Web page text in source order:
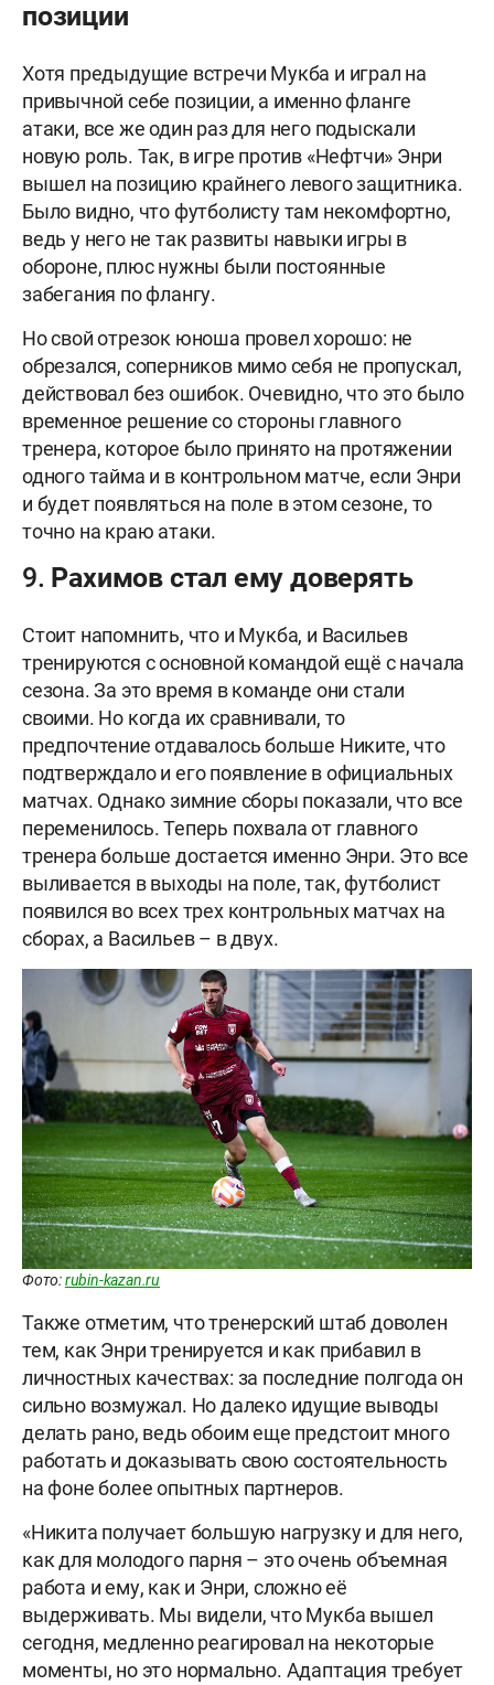
позиции
Хотя предыдущие встречи Мукба и играл на
привычной себе позиции, а именно фланге
атаки, все же один раз для него подыскали
новую роль. Так, в игре против «Нефтчи» Энри
вышел на позицию крайнего левого защитника.
Было видно, что футболисту там некомфортно,
ведь у него не так развиты навыки игры в
обороне, плюс нужны были постоянные
забегания по флангу.
Но свой отрезок юноша провел хорошо: не
обрезался, соперников мимо себя не пропускал,
действовал без ошибок. Очевидно, что это было
временное решение со стороны главного
тренера, которое было принято на протяжении
одного тайма и в контрольном матче, если Энри
и будет появляться на поле в этом сезоне, то
точно на краю атаки.
9. Рахимов стал ему доверять
Стоит напомнить, что и Мукба, и Васильев
тренируются с основной командой ещё с начала
сезона. За это время в команде они стали
своими. Но когда их сравнивали, то
предпочтение отдавалось больше Никите, что
подтверждало и его появление в официальных
матчах. Однако зимние сборы показали, что все
переменилось. Теперь похвала от главного
тренера больше достается именно Энри. Это все
выливается в выходы на поле, так, футболист
появился во всех трех контрольных матчах на
сборах, а Васильев – в двух.
Фото:rubin-kazan.ru
Также отметим, что тренерский штаб доволен
тем, как Энри тренируется и как прибавил в
личностных качествах: за последние полгода он
сильно возмужал. Но далеко идущие выводы
делать рано, ведь обоим еще предстоит много
работать и доказывать свою состоятельность
на фоне более опытных партнеров.
«Никита получает большую нагрузку и для него,
как для молодого парня – это очень объемная
работа и ему, как и Энри, сложно её
выдерживать. Мы видели, что Мукба вышел
сегодня, медленно реагировал на некоторые
моменты, но это нормально. Адаптация требует